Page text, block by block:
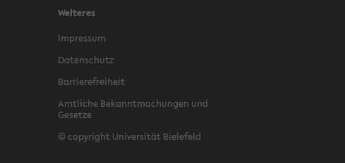
Weiteres
Impressum
Datenschutz
Barrierefreiheit
Amtliche Bekanntmachungen und
Gesetze
© copyright Universität Bielefeld